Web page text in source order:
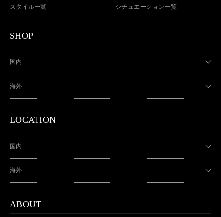
スタイル一覧 シチュエーション一覧
SHOP
国内
海外
LOCATION
国内
海外
ABOUT